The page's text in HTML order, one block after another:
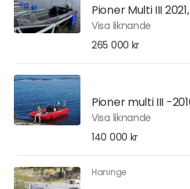
Pioner Multi III
Visa liknande
265 000 kr
Pioner multi III -
Visa liknande
140 000 kr
Haninge